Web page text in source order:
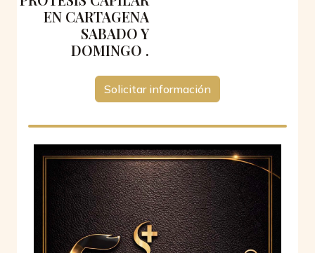
EN CARTAGENA
SABADO Y
DOMINGO .
Solicitar información